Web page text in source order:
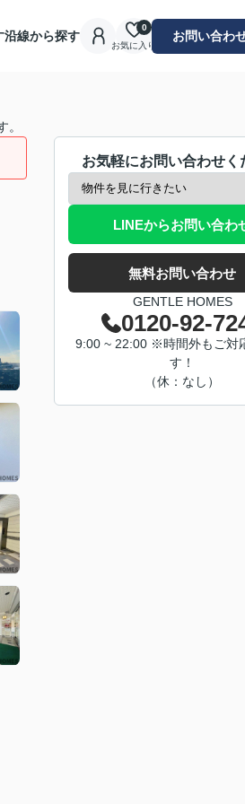
沿線から探す
お気に入り
0
お問い合わ
お気軽にお問い合わせく
LINEからお問い合わ
無料お問い合わせ
GENTLE HOMES
0120-92-
9:00 ~ 22:00 ※時間外もご対
す！
（休：なし）